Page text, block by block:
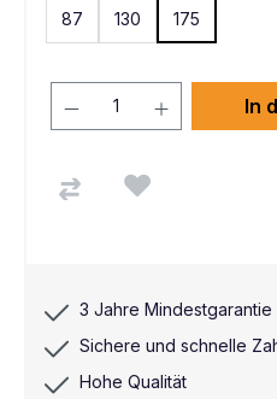
87 130 175
In
3 Jahre Mindestgarantie
Sichere und schnelle
Hohe Qualität